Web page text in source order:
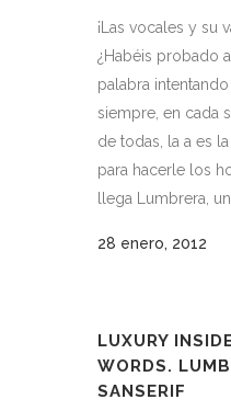
¡Las vocales y su
¿Habéis probado
palabra
siempre, en cada
de todas, la a es
para hacerle los
llega Lumbrera,
28 enero, 2012
LUXURY
WORDS.
SANSERIF